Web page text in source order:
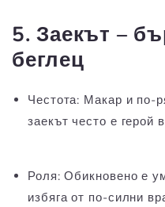
5. Заекът –
беглец
Честота: Макар и по-
заекът често е герой
Роля: Обикновено е
избяга от по-силни